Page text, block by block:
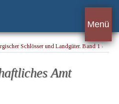
Menü
Schlösser und Landgüter. Band 1›
Amt